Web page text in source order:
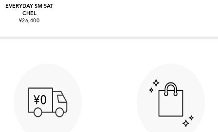
EVERYDAY SM SAT
CHEL
¥26,400